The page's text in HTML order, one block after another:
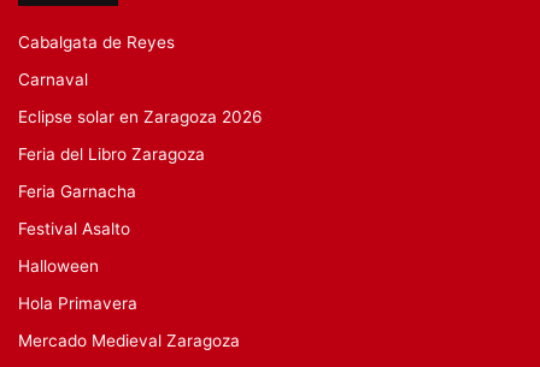
Cabalgata de Reyes
Carnaval
Eclipse solar en Zaragoza 2026
Feria del Libro Zaragoza
Feria Garnacha
Festival Asalto
Halloween
Hola Primavera
Mercado Medieval Zaragoza